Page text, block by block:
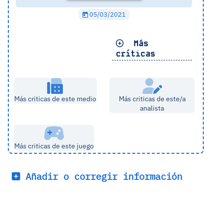
05/03/2021
Más
críticas
Más criticas de este medio
Más criticas de este/a
analista
Más criticas de este juego
Añadir o corregir información